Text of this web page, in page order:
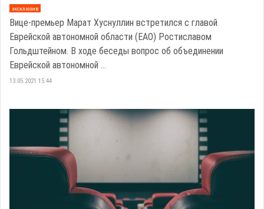
эксклюзив
Вице-премьер Марат Хуснуллин встретился с главой
Еврейской автономной области (ЕАО) Ростиславом
Гольдштейном. В ходе беседы вопрос об объединении
Еврейской автономной ...
13.05.2021 15:44